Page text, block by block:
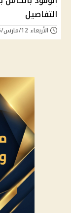
التفاصيل
الأربعاء 12/مارس/2025 - 05:49 م